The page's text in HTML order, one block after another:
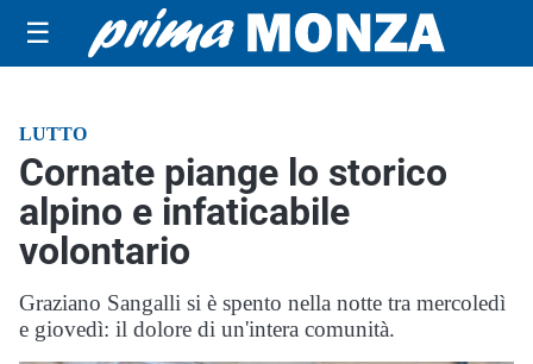
☰
LUTTO
Cornate piange lo storico
alpino e infaticabile
volontario
Graziano Sangalli si è spento nella notte tra mercoledì
e giovedì: il dolore di un'intera comunità.